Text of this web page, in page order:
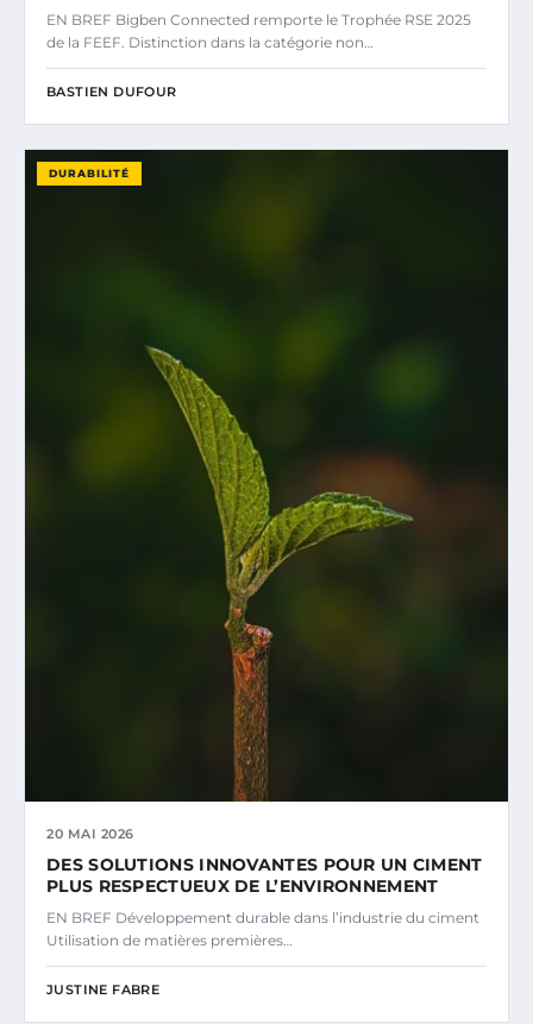
EN BREF Bigben Connected remporte le Trophée RSE 2025
de la FEEF. Distinction dans la catégorie non…
BASTIEN DUFOUR
DURABILITÉ
20 MAI 2026
DES SOLUTIONS INNOVANTES POUR UN CIMENT
PLUS RESPECTUEUX DE L’ENVIRONNEMENT
EN BREF Développement durable dans l’industrie du ciment
Utilisation de matières premières…
JUSTINE FABRE